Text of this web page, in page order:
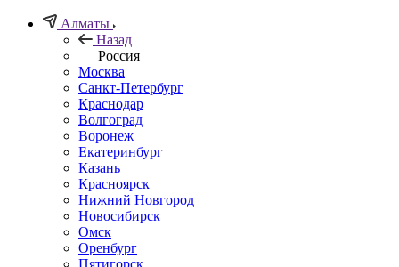
Алматы
Назад
Россия
Москва
Санкт-Петербург
Краснодар
Волгоград
Воронеж
Екатеринбург
Казань
Красноярск
Нижний Новгород
Новосибирск
Омск
Оренбург
Пятигорск